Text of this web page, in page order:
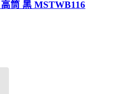
筒 黑 MSTWB116